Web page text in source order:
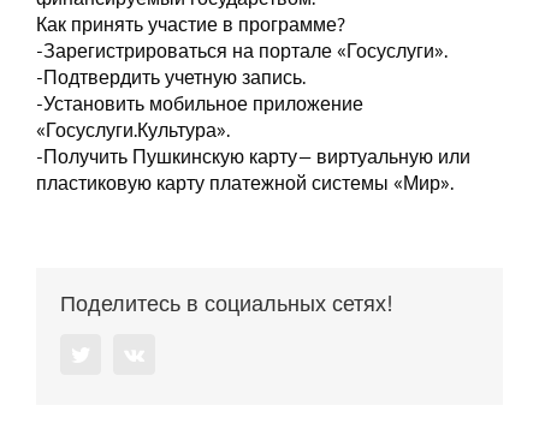
Как принять участие в программе?
-Зарегистрироваться на портале «Госуслуги».
-Подтвердить учетную запись.
-Установить мобильное приложение
«Госуслуги.Культура».
-Получить Пушкинскую карту— виртуальную или
пластиковую карту платежной системы «Мир».
Поделитесь в социальных сетях!